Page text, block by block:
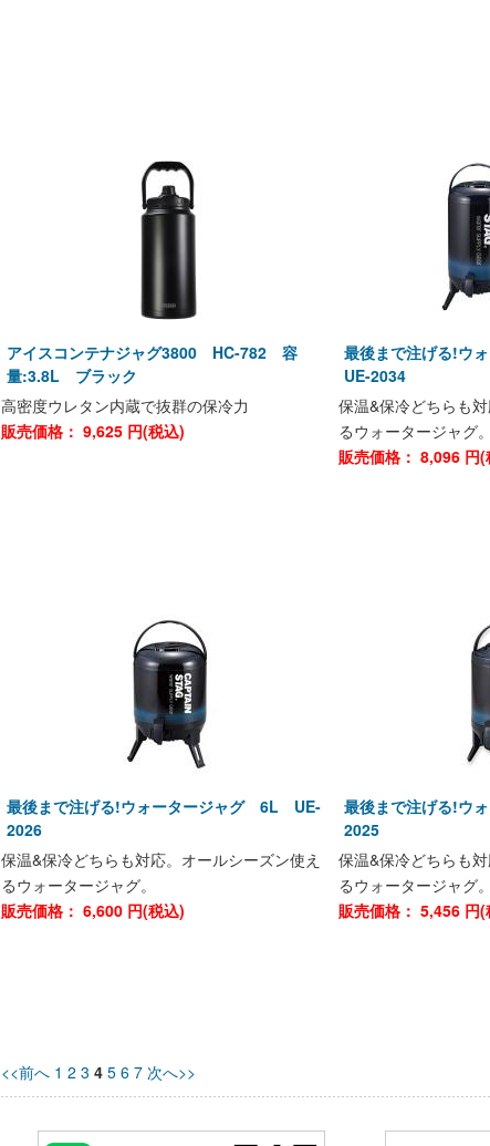
アイスコンテナジャグ3800 HC-782 容
量:3.8L ブラック
高密度ウレタン内蔵で抜群の保冷力
販売価格： 9,625 円(税込)
最後まで注げる!ウ
UE-2034
保温&保冷どちらも
るウォータージャグ。
販売価格： 8,096 円
最後まで注げる!ウォータージャグ 6L UE-
2026
保温&保冷どちらも対応。オールシーズン使え
るウォータージャグ。
販売価格： 6,600 円(税込)
最後まで注げる!
2025
保温&保冷どちらも
るウォータージャグ。
販売価格： 5,456 円
<<前へ 1 2 3 4 5 6 7 次へ>>